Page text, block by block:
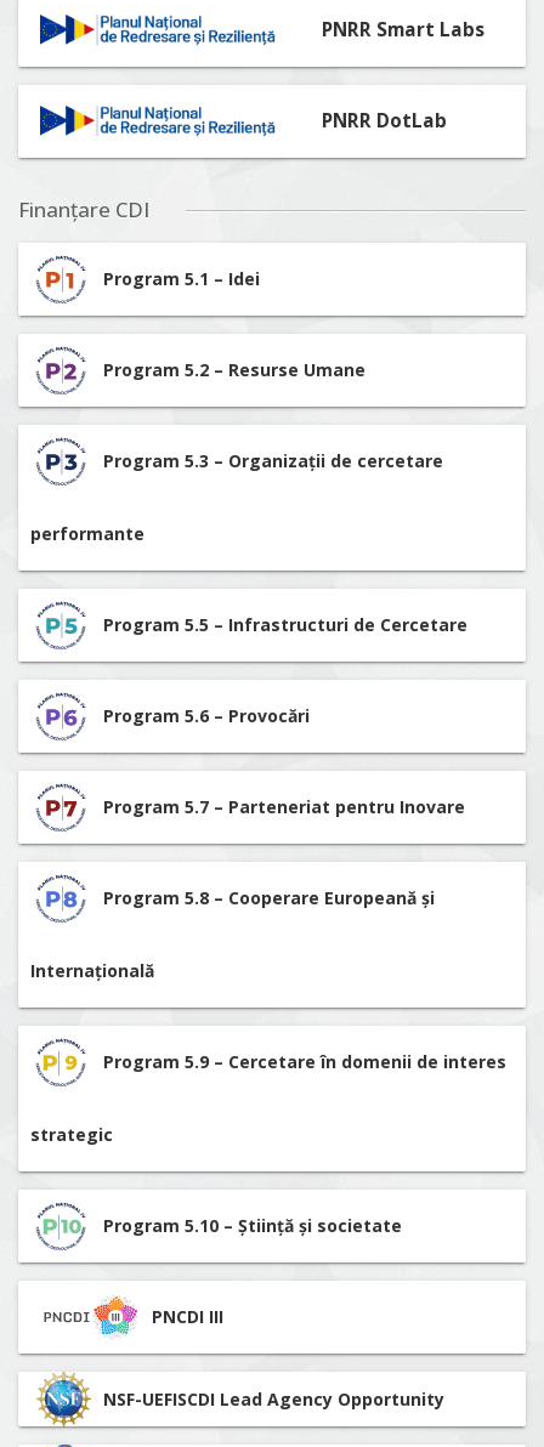
PNRR Smart Labs
PNRR DotLab
Finanțare CDI
Program 5.1 – Idei
Program 5.2 – Resurse Umane
Program 5.3 – Organizații de cercetare
performante
Program 5.5 – Infrastructuri de Cercetare
Program 5.6 – Provocări
Program 5.7 – Parteneriat pentru Inovare
Program 5.8 – Cooperare Europeană și
Internațională
Program 5.9 – Cercetare în domenii de interes
strategic
Program 5.10 – Știință și societate
PNCDI III
NSF-UEFISCDI Lead Agency Opportunity